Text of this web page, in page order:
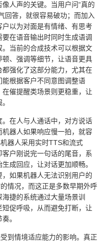
人声的关键。当用户问“真的
回答，就很容易破功；而加入
以为对面是有情绪、有思考
在语音输出时同时生成语调
当前的合成技术可以根据文
、强调等细节，让语音更具
强化了这部分能力，尤其在
根据客户不同意图调整语
催提醒类场景则更稳重，让
在人与人通话中，对方说话
器人如果响应慢一拍，就容
器人采用实时TTS和流式
户刚说完一句话的尾音，系
成回应，让对话更加顺畅。
如果机器人无法识别用户的
情况，而这正是多数早期外呼
捷的系统通过大量场景训
促呼吸，从而避免打断，让
。
到情境适应能力的影响。真正